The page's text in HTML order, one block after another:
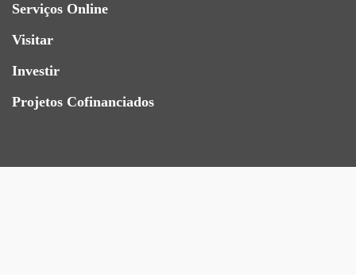
Serviços Online
Visitar
Investir
Projetos Cofinanciados